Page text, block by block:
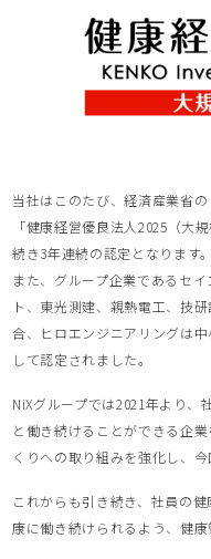
当社はこのたび、経済産業省
「健康経営優良法人2025（大
続き3年連続の認定となります。
また、グループ企業であるセ
ト、東光測建、親熱電工、技
合、ヒロエンジニアリングは
して認定されました。
NiXグループでは2021年より、
と働き続けることができる企
くりへの取り組みを強化し、今
これからも引き続き、社員の
康に働き続けられるよう、健康